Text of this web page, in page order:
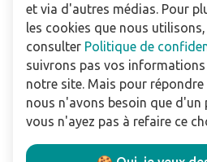
Pour les professionnels
Téléchargements
Politique de confidentialité
Conditions Générales de Vente
Utilisation du site
et via d'autres médias. Pour
les cookies que nous
consulter Politique de
suivrons pas vos
notre site. Mais pour répondre
nous n'avons besoin que
vous n'ayez pas à refaire ce